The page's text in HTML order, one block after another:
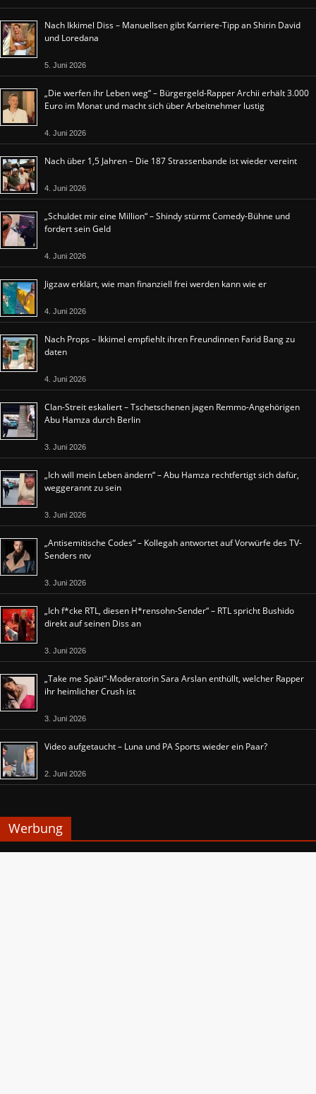
Nach Ikkimel Diss – Manuellsen gibt Karriere-Tipp an Shirin David
und Loredana
5. Juni 2026
„Die werfen ihr Leben weg“ – Bürgergeld-Rapper Archii erhält 3.000
Euro im Monat und macht sich über Arbeitnehmer lustig
4. Juni 2026
Nach über 1,5 Jahren – Die 187 Strassenbande ist wieder vereint
4. Juni 2026
„Schuldet mir eine Million“ – Shindy stürmt Comedy-Bühne und
fordert sein Geld
4. Juni 2026
Jigzaw erklärt, wie man finanziell frei werden kann wie er
4. Juni 2026
Nach Props – Ikkimel empfiehlt ihren Freundinnen Farid Bang zu
daten
4. Juni 2026
Clan-Streit eskaliert – Tschetschenen jagen Remmo-Angehörigen
Abu Hamza durch Berlin
3. Juni 2026
„Ich will mein Leben ändern“ – Abu Hamza rechtfertigt sich dafür,
weggerannt zu sein
3. Juni 2026
„Antisemitische Codes“ – Kollegah antwortet auf Vorwürfe des TV-
Senders ntv
3. Juni 2026
„Ich f*cke RTL, diesen H*rensohn-Sender“ – RTL spricht Bushido
direkt auf seinen Diss an
3. Juni 2026
„Take me Späti“-Moderatorin Sara Arslan enthüllt, welcher Rapper
ihr heimlicher Crush ist
3. Juni 2026
Video aufgetaucht – Luna und PA Sports wieder ein Paar?
2. Juni 2026
Werbung